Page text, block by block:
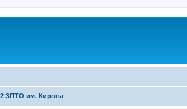
ЗПТО им. Кирова